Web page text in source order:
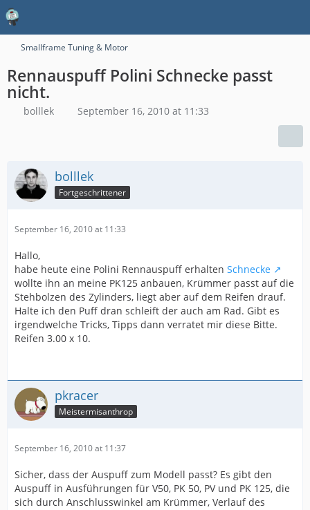
Smallframe Tuning & Motor
Rennauspuff Polini Schnecke passt
nicht.
bolllek September 16, 2010 at 11:33
bolllek
Fortgeschrittener
September 16, 2010 at 11:33
Hallo,
habe heute eine Polini Rennauspuff erhalten Schnecke
wollte ihn an meine PK125 anbauen, Krümmer passt auf die
Stehbolzen des Zylinders, liegt aber auf dem Reifen drauf.
Halte ich den Puff dran schleift der auch am Rad. Gibt es
irgendwelche Tricks, Tipps dann verratet mir diese Bitte.
Reifen 3.00 x 10.
pkracer
Meistermisanthrop
September 16, 2010 at 11:37
Sicher, dass der Auspuff zum Modell passt? Es gibt den
Auspuff in Ausführungen für V50, PK 50, PV und PK 125, die
sich durch Anschlusswinkel am Krümmer, Verlauf des